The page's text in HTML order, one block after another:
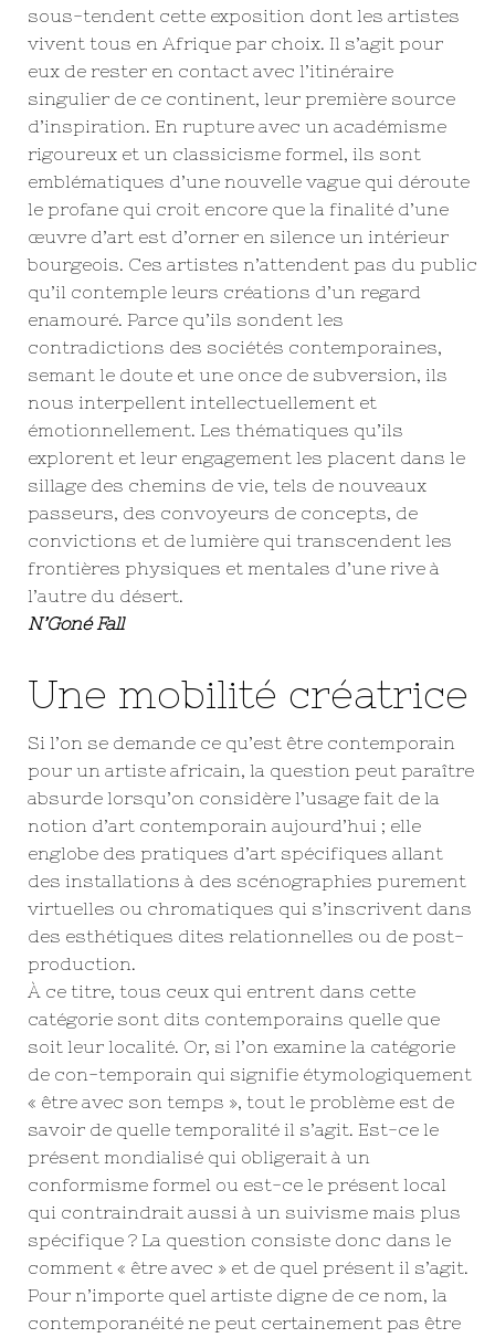
sous-tendent cette exposition dont les artistes
vivent tous en Afrique par choix. Il s’agit pour
eux de rester en contact avec l’itinéraire
singulier de ce continent, leur première source
d’inspiration. En rupture avec un académisme
rigoureux et un classicisme formel, ils sont
emblématiques d’une nouvelle vague qui déroute
le profane qui croit encore que la finalité d’une
œuvre d’art est d’orner en silence un intérieur
bourgeois. Ces artistes n’attendent pas du public
qu’il contemple leurs créations d’un regard
enamouré. Parce qu’ils sondent les
contradictions des sociétés contemporaines,
semant le doute et une once de subversion, ils
nous interpellent intellectuellement et
émotionnellement. Les thématiques qu’ils
explorent et leur engagement les placent dans le
sillage des chemins de vie, tels de nouveaux
passeurs, des convoyeurs de concepts, de
convictions et de lumière qui transcendent les
frontières physiques et mentales d’une rive à
l’autre du désert.
N’Goné Fall
Une mobilité créatrice
Si l’on se demande ce qu’est être contemporain
pour un artiste africain, la question peut paraître
absurde lorsqu’on considère l’usage fait de la
notion d’art contemporain aujourd’hui ; elle
englobe des pratiques d’art spécifiques allant
des installations à des scénographies purement
virtuelles ou chromatiques qui s’inscrivent dans
des esthétiques dites relationnelles ou de post-
production.
À ce titre, tous ceux qui entrent dans cette
catégorie sont dits contemporains quelle que
soit leur localité. Or, si l’on examine la catégorie
de con-temporain qui signifie étymologiquement
« être avec son temps », tout le problème est de
savoir de quelle temporalité il s’agit. Est-ce le
présent mondialisé qui obligerait à un
conformisme formel ou est-ce le présent local
qui contraindrait aussi à un suivisme mais plus
spécifique ? La question consiste donc dans le
comment « être avec » et de quel présent il s’agit.
Pour n’importe quel artiste digne de ce nom, la
contemporanéité ne peut certainement pas être